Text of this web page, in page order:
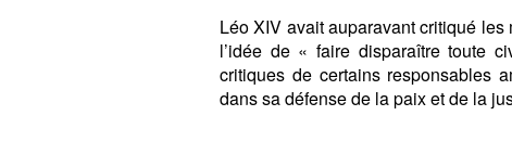
Léo XIV avait auparavant critiqué
l’idée de « faire disparaître toute
critiques de certains responsables
dans sa défense de la paix et de la